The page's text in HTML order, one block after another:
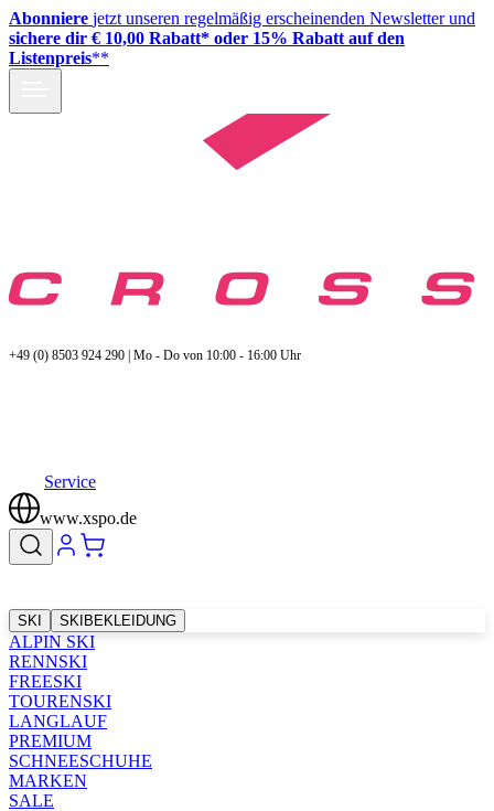
Abonniere jetzt unseren regelmäßig erscheinenden Newsletter und
sichere dir € 10,00 Rabatt* oder 15% Rabatt auf den
Listenpreis**
+49 (0) 8503 924 290 | Mo - Do von 10:00 - 16:00 Uhr
Service
www.xspo.de
SKI SKIBEKLEIDUNG
ALPIN SKI
RENNSKI
FREESKI
TOURENSKI
LANGLAUF
PREMIUM
SCHNEESCHUHE
MARKEN
SALE